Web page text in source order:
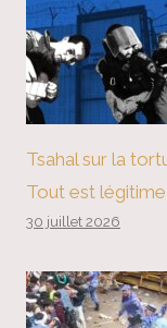
Tsahal sur la
Tout est
30 juillet 2026